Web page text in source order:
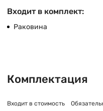
Входит в комплект:
Раковина
Комплектация
Входит в стоимость